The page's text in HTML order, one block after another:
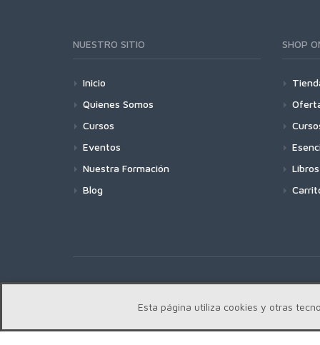
NUESTRO SITIO
Inicio
Quienes Somos
Cursos
Eventos
Nuestra Formación
Blog
SHOP
Libros
Copyright | Centro Edward Bach © 2018
Esta página utiliza cookies y otras